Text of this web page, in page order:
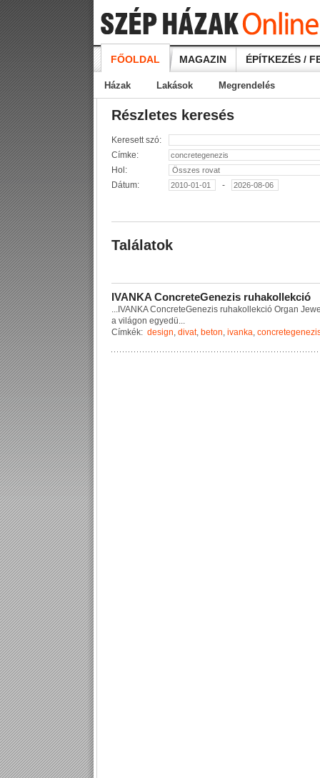
FŐOLDAL MAGAZIN ÉPÍTKEZÉS /
Házak Lakások Megrendelés
Részletes keresés
Keresett szó:
Címke:
Hol:
Dátum:
-
Találatok
IVANKA ConcreteGenezis ruhakollekció
... VAN KA ConcreteGenezis ru hako e kció Organ Jew
a vi ágon egyedü...
Címkék: design, divat, beton, ivanka,